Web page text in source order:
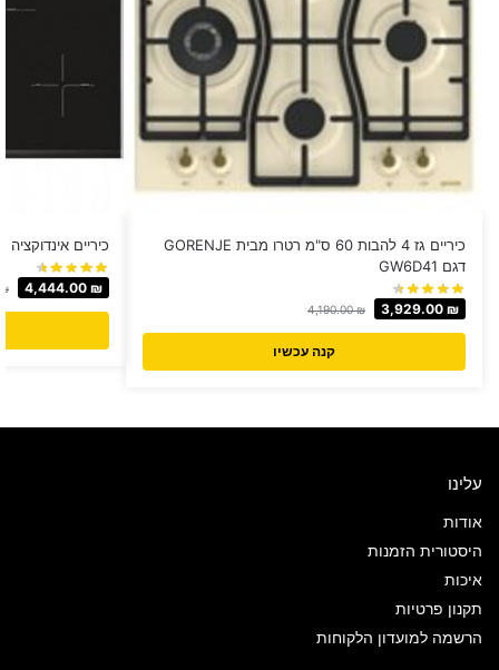
כיריים גז 4 להבות 60 ס"מ רטרו מבית GORENJE
דגם GW6D41
4,190.00₪ 3,929.00 ₪
קנה עכשיו
כיריים אינדוקציה Bosch דגם PXE875BB1E
₪ 4,444.00 ₪
עלינו
אודות
היסטורית הזמנות
איכות
תקנון פרטיות
הרשמה למועדון הלקוחות